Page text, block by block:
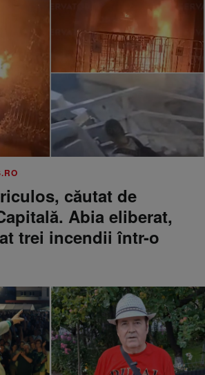
căutat de
Abia eliberat,
trei incendii într-o